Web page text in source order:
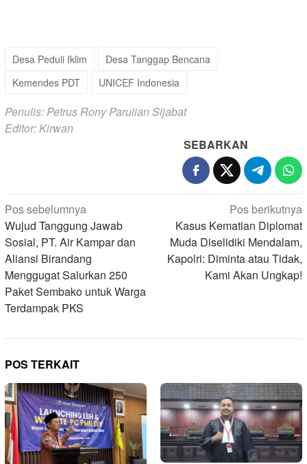
Desa Peduli Iklim
Desa Tanggap Bencana
Kemendes PDT
UNICEF Indonesia
Penulis: Petrus Rony Parulian Sijabat
Editor: Kirwan
SEBARKAN
Navigasi
pos
Pos sebelumnya
Wujud Tanggung Jawab
Sosial, PT. Air Kampar dan
Aliansi Birandang
Menggugat Salurkan 250
Paket Sembako untuk Warga
Terdampak PKS
Pos berikutnya
Kasus Kematian Diplomat
Muda Diselidiki Mendalam,
Kapolri: Diminta atau Tidak,
Kami Akan Ungkap!
POS TERKAIT